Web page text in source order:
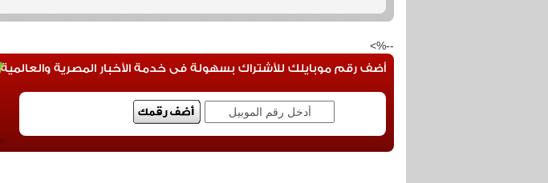
--%>
أضف رقم موبايلك للأشتراك بسهولة فى خدمة الأخبار المصرية والعالمية